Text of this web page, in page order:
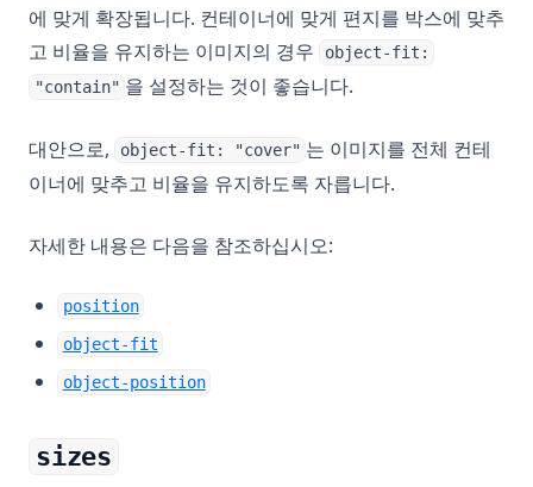
에 맞게 확장됩니다. 컨테이너에 맞게 편지를 박스에 맞추
고 비율을 유지하는 이미지의 경우
object-fit:
"contain" 을 설정하는 것이 좋습니다.
대안으로, object-fit: "cover" 는 이미지를 전체 컨테
이너에 맞추고 비율을 유지하도록 자릅니다.
자세한 내용은 다음을 참조하십시오:
position
object-fit
object-position
sizes